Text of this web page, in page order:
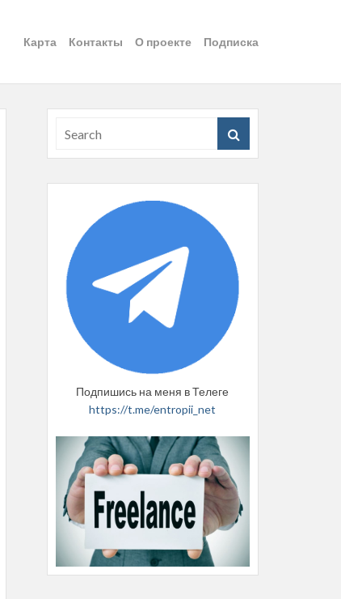
Карта Контакты О проекте Подписка
Подпишись на меня в Телеге
https://t.me/entropii_net